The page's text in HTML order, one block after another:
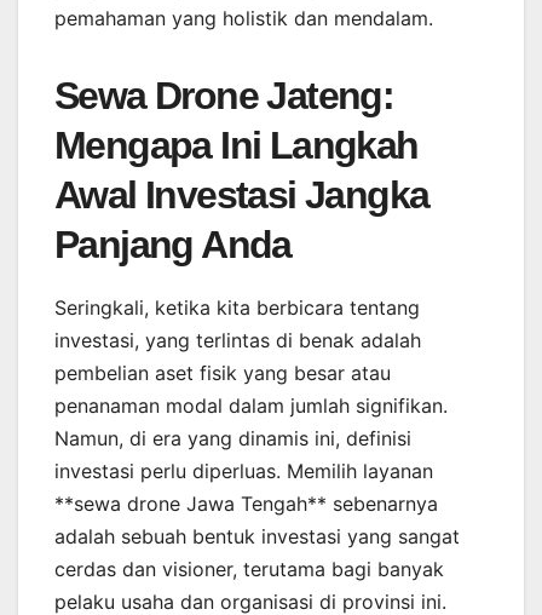
pemahaman yang holistik dan mendalam.
Sewa Drone Jateng:
Mengapa Ini Langkah
Awal Investasi Jangka
Panjang Anda
Seringkali, ketika kita berbicara tentang
investasi, yang terlintas di benak adalah
pembelian aset fisik yang besar atau
penanaman modal dalam jumlah signifikan.
Namun, di era yang dinamis ini, definisi
investasi perlu diperluas. Memilih layanan
**sewa drone Jawa Tengah** sebenarnya
adalah sebuah bentuk investasi yang sangat
cerdas dan visioner, terutama bagi banyak
pelaku usaha dan organisasi di provinsi ini.